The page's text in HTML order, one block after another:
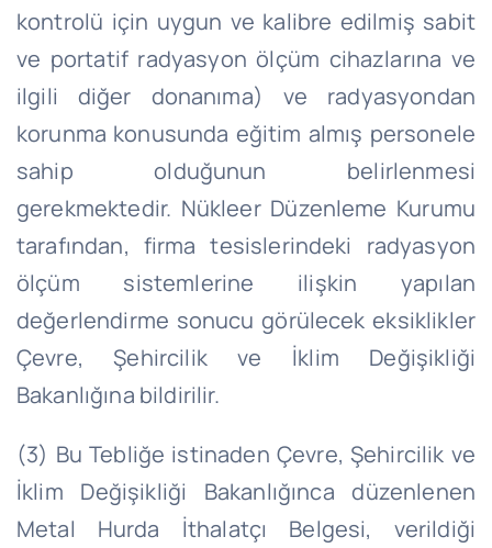
kontrolü için uygun ve kalibre edilmiş sabit
ve portatif radyasyon ölçüm cihazlarına ve
ilgili diğer donanıma) ve radyasyondan
korunma konusunda eğitim almış personele
sahip olduğunun belirlenmesi
gerekmektedir. Nükleer Düzenleme Kurumu
tarafından, firma tesislerindeki radyasyon
ölçüm sistemlerine ilişkin yapılan
değerlendirme sonucu görülecek eksiklikler
Çevre, Şehircilik ve İklim Değişikliği
Bakanlığına bildirilir.
(3) Bu Tebliğe istinaden Çevre, Şehircilik ve
İklim Değişikliği Bakanlığınca düzenlenen
Metal Hurda İthalatçı Belgesi, verildiği